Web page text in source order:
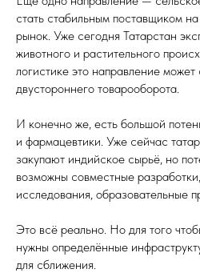
стать стабильным поставщиком
рынок. Уже сегодня Татарстан
животного и растительного
логистике это направление
двустороннего товарооборота.
И конечно же, есть большой
и фармацевтики. Уже сейчас
закупают индийское сырьё, но
возможны совместные
исследования, образовательные
Это всё реально. Но для того
нужны определённые
для сближения.